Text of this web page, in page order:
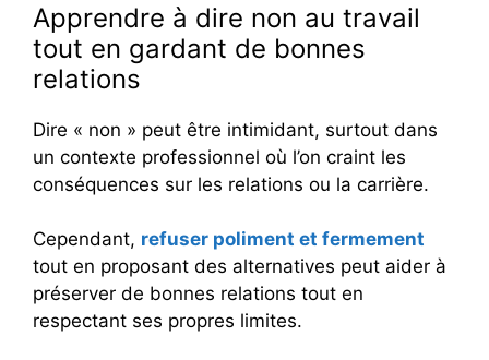
Apprendre à dire non au travail
tout en gardant de bonnes
relations
Dire « non » peut être intimidant, surtout dans
un contexte professionnel où l’on craint les
conséquences sur les relations ou la carrière.
Cependant, refuser poliment et fermement
tout en proposant des alternatives peut aider à
préserver de bonnes relations tout en
respectant ses propres limites.